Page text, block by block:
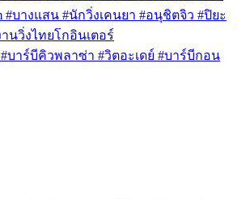
#บางแสน #นักวิ่งเคนยา #อนุชิตจิว #ปิยะ
นวิ่งไทยโกอินเตอร์
#บาร์บีคิวพลาซ่า #วิตอะเดย์ #บาร์บีกอน